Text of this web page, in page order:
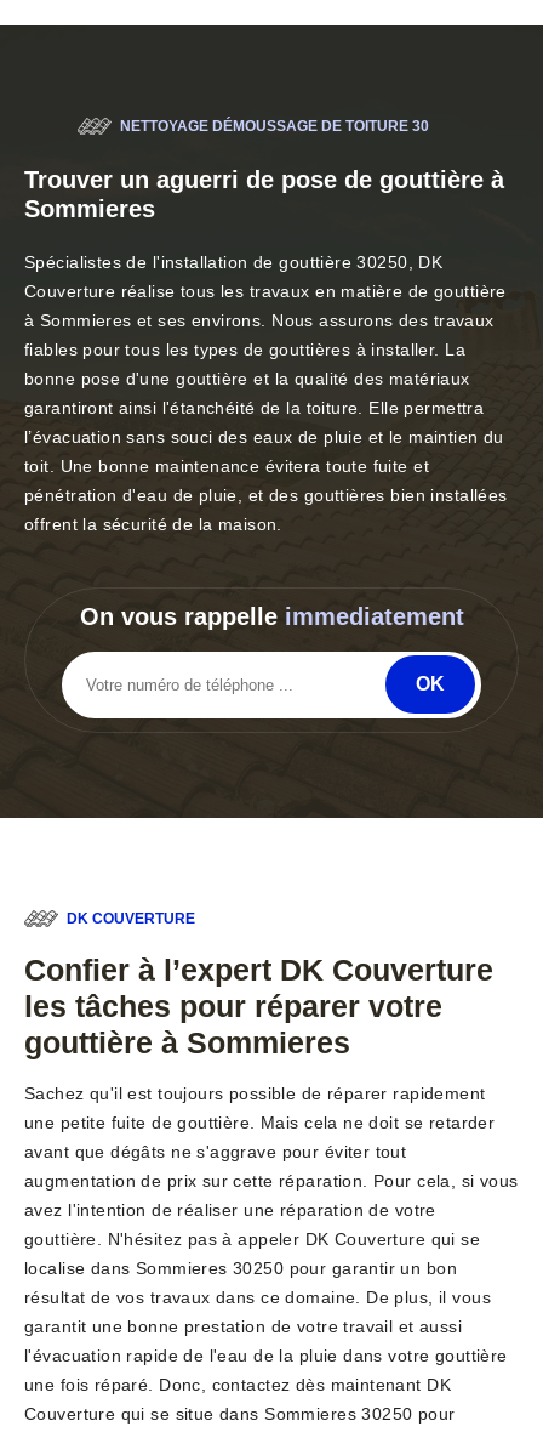
NETTOYAGE DÉMOUSSAGE DE TOITURE 30
Trouver un aguerri de pose de gouttière à
Sommieres
Spécialistes de l'installation de gouttière 30250, DK
Couverture réalise tous les travaux en matière de gouttière
à Sommieres et ses environs. Nous assurons des travaux
fiables pour tous les types de gouttières à installer. La
bonne pose d'une gouttière et la qualité des matériaux
garantiront ainsi l'étanchéité de la toiture. Elle permettra
l’évacuation sans souci des eaux de pluie et le maintien du
toit. Une bonne maintenance évitera toute fuite et
pénétration d'eau de pluie, et des gouttières bien installées
offrent la sécurité de la maison.
On vous rappelle immediatement
DK COUVERTURE
Confier à l’expert DK Couverture
les tâches pour réparer votre
gouttière à Sommieres
Sachez qu'il est toujours possible de réparer rapidement
une petite fuite de gouttière. Mais cela ne doit se retarder
avant que dégâts ne s'aggrave pour éviter tout
augmentation de prix sur cette réparation. Pour cela, si vous
avez l'intention de réaliser une réparation de votre
gouttière. N'hésitez pas à appeler DK Couverture qui se
localise dans Sommieres 30250 pour garantir un bon
résultat de vos travaux dans ce domaine. De plus, il vous
garantit une bonne prestation de votre travail et aussi
l'évacuation rapide de l'eau de la pluie dans votre gouttière
une fois réparé. Donc, contactez dès maintenant DK
Couverture qui se situe dans Sommieres 30250 pour